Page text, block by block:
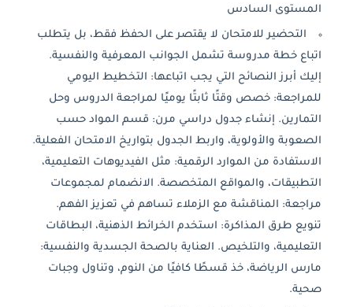
المستوى السادس
التحضير للامتحان لا يقتصر على الحفظ فقط، بل يتطلب
اتباع خطة مدروسة تشمل الجوانب المعرفية والنفسية.
إليك أبرز النصائح التي يجب اتباعها: التخطيط اليومي
للمراجعة: خصص وقتًا ثابتًا يوميًا لمراجعة الدروس وحل
التمارين. إنشاء جدول دراسي مرن: قسم المواد حسب
الصعوبة والأولوية، واربط الجدول بتواريخ الامتحان الفعلية.
الاستفادة من الموارد الرقمية: مثل الفيديوهات التعليمية،
التطبيقات، والمواقع المتخصصة. الانضمام لمجموعات
مراجعة: المناقشة مع الزملاء تساهم في تعزيز الفهم.
تنويع طرق المذاكرة: استخدم الخرائط الذهنية، البطاقات
التعليمية، والتلخيص. العناية بالصحة الجسدية والنفسية:
مارس الرياضة، خذ قسطًا كافيًا من النوم، وتناول وجبات
صحية.